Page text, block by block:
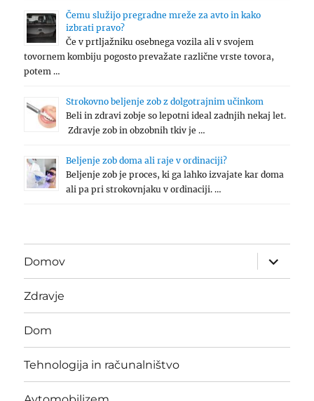
Čemu služijo pregradne mreže za avto in kako
izbrati pravo?
Če v prtljažniku osebnega vozila ali v svojem
tovornem kombiju pogosto prevažate različne vrste tovora,
potem …
Strokovno beljenje zob z dolgotrajnim učinkom
Beli in zdravi zobje so lepotni ideal zadnjih nekaj let.
Zdravje zob in obzobnih tkiv je …
Beljenje zob doma ali raje v ordinaciji?
Beljenje zob je proces, ki ga lahko izvajate kar doma
ali pa pri strokovnjaku v ordinaciji. …
Domov
expand
child
menu
Zdravje
Dom
Tehnologija in računalništvo